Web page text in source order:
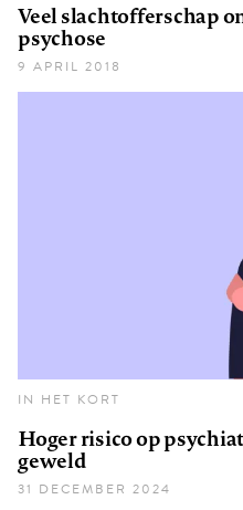
Veel slachtofferschap
psychose
9 APRIL 2018
IN HET KORT
Hoger risico op
geweld
31 DECEMBER 2024